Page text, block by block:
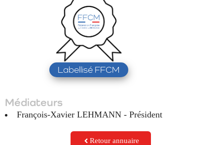
Labellisé FFCM
Médiateurs
François-Xavier LEHMANN - Président
Retour annuaire